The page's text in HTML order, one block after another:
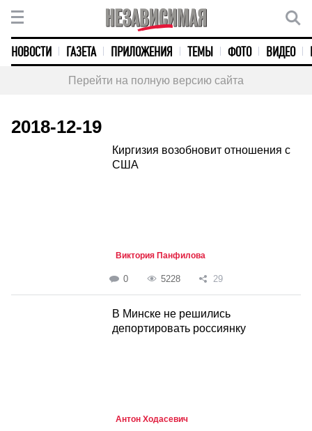
НОВОСТИ ГАЗЕТА ПРИЛОЖЕНИЯ ТЕМЫ ФОТО ВИДЕО
Перейти на полную версию сайта
2018-12-19
Киргизия возобновит отношения с
США
Виктория Панфилова
0 5228 29
В Минске не решились
депортировать россиянку
Антон Ходасевич